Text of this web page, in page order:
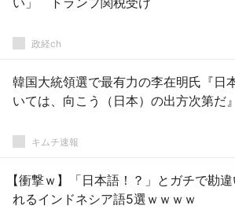
政経ch
韓国大統領選で最有力の李在明氏『日
いては、向こう（日本）の出方次第だ』
キムチ速報
【衝撃ｗ】「日本語！？」とガチで勘違
れるインドネシア語5選ｗｗｗｗ